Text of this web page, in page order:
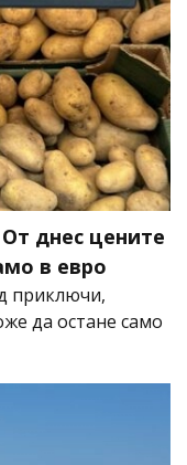
днес цените
в евро
приключи,
да остане само